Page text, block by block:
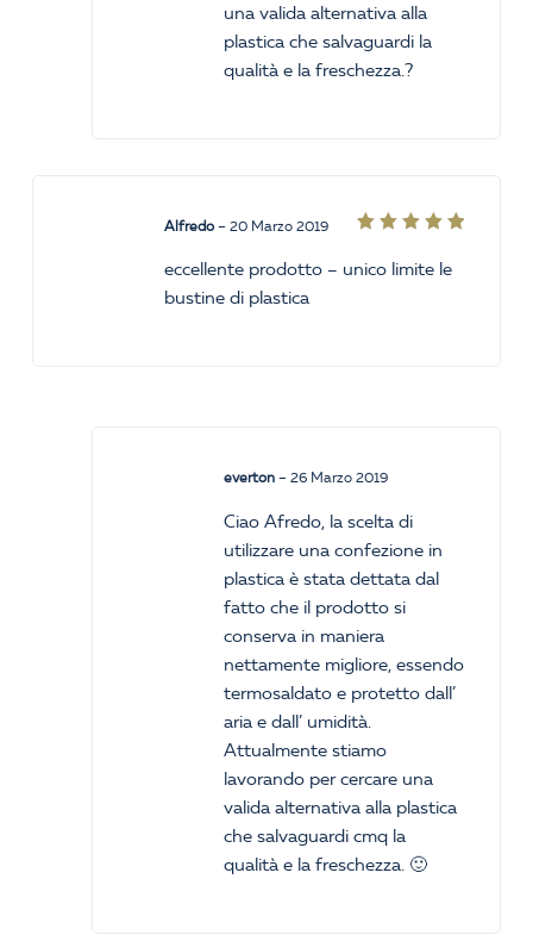
una valida alternativa alla
plastica che salvaguardi la
qualità e la freschezza.?
5 su 5
Alfredo – 20 Marzo 2019
eccellente prodotto – unico limite le
bustine di plastica
everton – 26 Marzo 2019
Ciao Afredo, la scelta di
utilizzare una confezione in
plastica è stata dettata dal
fatto che il prodotto si
conserva in maniera
nettamente migliore, essendo
termosaldato e protetto dall’
aria e dall’ umidità.
Attualmente stiamo
lavorando per cercare una
valida alternativa alla plastica
che salvaguardi cmq la
qualità e la freschezza. 🙂